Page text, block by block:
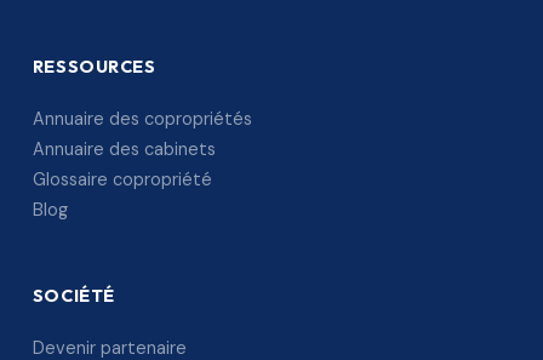
RESSOURCES
Annuaire des copropriétés
Annuaire des cabinets
Glossaire copropriété
Blog
SOCIÉTÉ
Devenir partenaire